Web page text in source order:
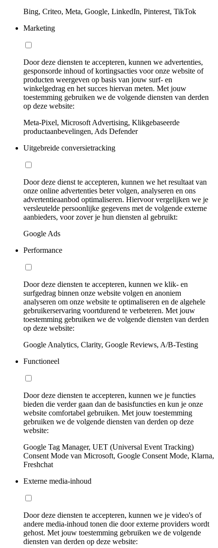
Bing, Criteo, Meta, Google, LinkedIn, Pinterest, TikTok
Marketing
Door deze diensten te accepteren, kunnen we advertenties,
gesponsorde inhoud of kortingsacties voor onze website of
producten weergeven op basis van jouw surf- en
winkelgedrag en het succes hiervan meten. Met jouw
toestemming gebruiken we de volgende diensten van derden
op deze website:
Meta-Pixel, Microsoft Advertising, Klikgebaseerde
productaanbevelingen, Ads Defender
Uitgebreide conversietracking
Door deze dienst te accepteren, kunnen we het resultaat van
onze online advertenties beter volgen, analyseren en ons
advertentieaanbod optimaliseren. Hiervoor vergelijken we je
versleutelde persoonlijke gegevens met de volgende externe
aanbieders, voor zover je hun diensten al gebruikt:
Google Ads
Performance
Door deze diensten te accepteren, kunnen we klik- en
surfgedrag binnen onze website volgen en anoniem
analyseren om onze website te optimaliseren en de algehele
gebruikerservaring voortdurend te verbeteren. Met jouw
toestemming gebruiken we de volgende diensten van derden
op deze website:
Google Analytics, Clarity, Google Reviews, A/B-Testing
Functioneel
Door deze diensten te accepteren, kunnen we je functies
bieden die verder gaan dan de basisfuncties en kun je onze
website comfortabel gebruiken. Met jouw toestemming
gebruiken we de volgende diensten van derden op deze
website:
Google Tag Manager, UET (Universal Event Tracking)
Consent Mode van Microsoft, Google Consent Mode, Klarna,
Freshchat
Externe media-inhoud
Door deze diensten te accepteren, kunnen we je video's of
andere media-inhoud tonen die door externe providers wordt
gehost. Met jouw toestemming gebruiken we de volgende
diensten van derden op deze website: